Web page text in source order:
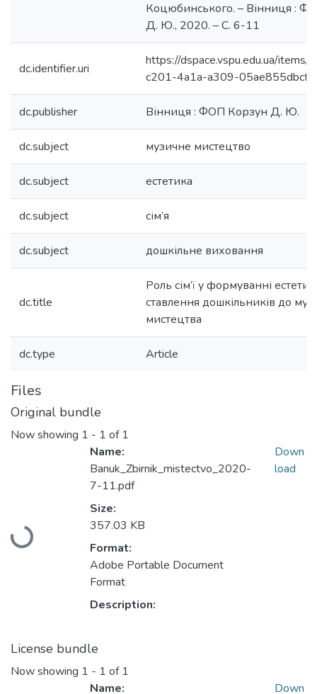
Коцюбинського. – Вінниця :
Д. Ю., 2020. – С. 6-11
dc.identifier.uri
https://dspace.vspu.edu.ua/
c201-4a1a-a309-05ae855dbcff
dc.publisher Вінниця : ФОП Корзун Д. Ю.
dc.subject музичне мистецтво
dc.subject естетика
dc.subject сім’я
dc.subject дошкільне виховання
dc.title
Роль сім’ї у формуванні
ставлення дошкільників до
мистецтва
dc.type Article
Files
Original bundle
Now showing 1 - 1 of 1
Loading...
Name:
Banuk_Zbirnik_mistectvo_2020-
7-11.pdf
Size:
357.03 KB
Format:
Adobe Portable Document
Format
Description:
Down
load
License bundle
Now showing 1 - 1 of 1
Name:
Down